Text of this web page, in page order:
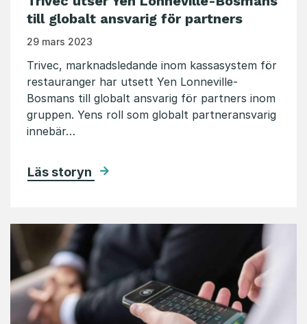
till globalt ansvarig för partners
29 mars 2023
Trivec, marknadsledande inom kassasystem för
restauranger har utsett Yen Lonneville-
Bosmans till globalt ansvarig för partners inom
gruppen. Yens roll som globalt partneransvarig
innebär…
Läs storyn